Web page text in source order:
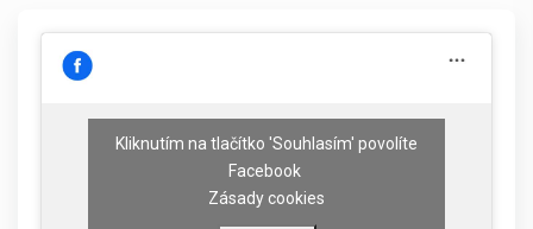
Kliknutím na tlačítko 'Souhlasím' povolíte
Facebook
Zásady cookies